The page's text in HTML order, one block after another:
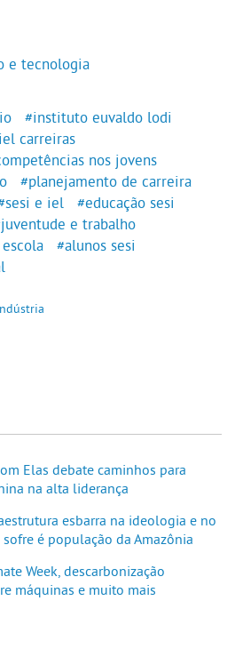
e tecnologia
#instituto euvaldo lodi
carreiras
nos jovens
#planejamento de carreira
e iel
#educação sesi
e trabalho
#alunos sesi
Elas debate caminhos para
na alta liderança
esbarra na ideologia e no
é população da Amazônia
Week, descarbonização
máquinas e muito mais